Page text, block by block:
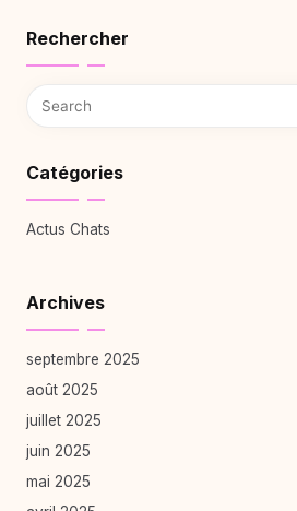
Rechercher
Catégories
Actus Chats
Archives
septembre 2025
août 2025
juillet 2025
juin 2025
mai 2025